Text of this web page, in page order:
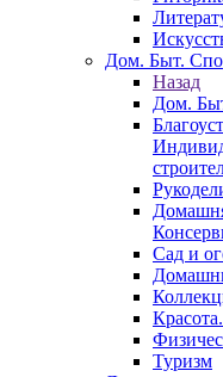
Дом. Быт.
Назад
Дом.
Сад и
Туризм